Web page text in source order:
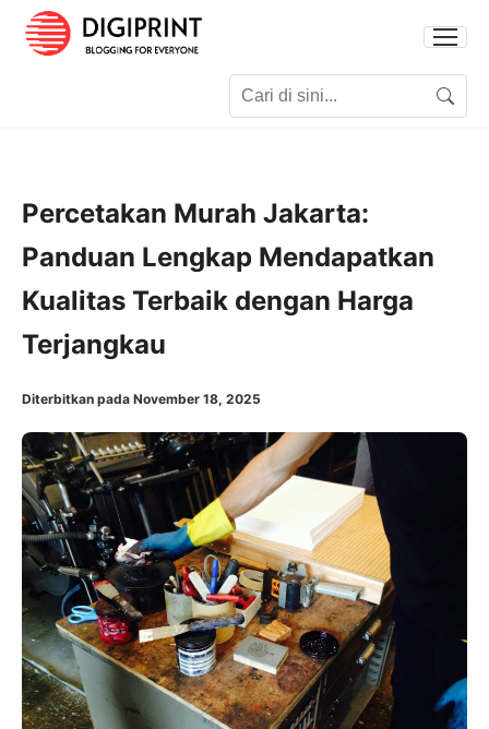
Search
Percetakan Murah Jakarta:
Panduan Lengkap Mendapatkan
Kualitas Terbaik dengan Harga
Terjangkau
Diterbitkan pada November 18, 2025